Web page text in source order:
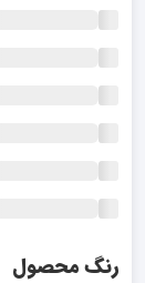
رنگ محصول